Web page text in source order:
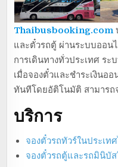
Thaibusbooking.com
และตั๋วรถตู้ ผ่านระบบออน
การเดินทางทั่วประเทศ ร
เมื่อจองตั๋วและชำระเงินอ
ทันทีโดยอัติโนมัติ สามารถ
บริการ
จองตั๋วรถทัวร์ในประเท
จองตั๋วรถตู้และรถมินิบั